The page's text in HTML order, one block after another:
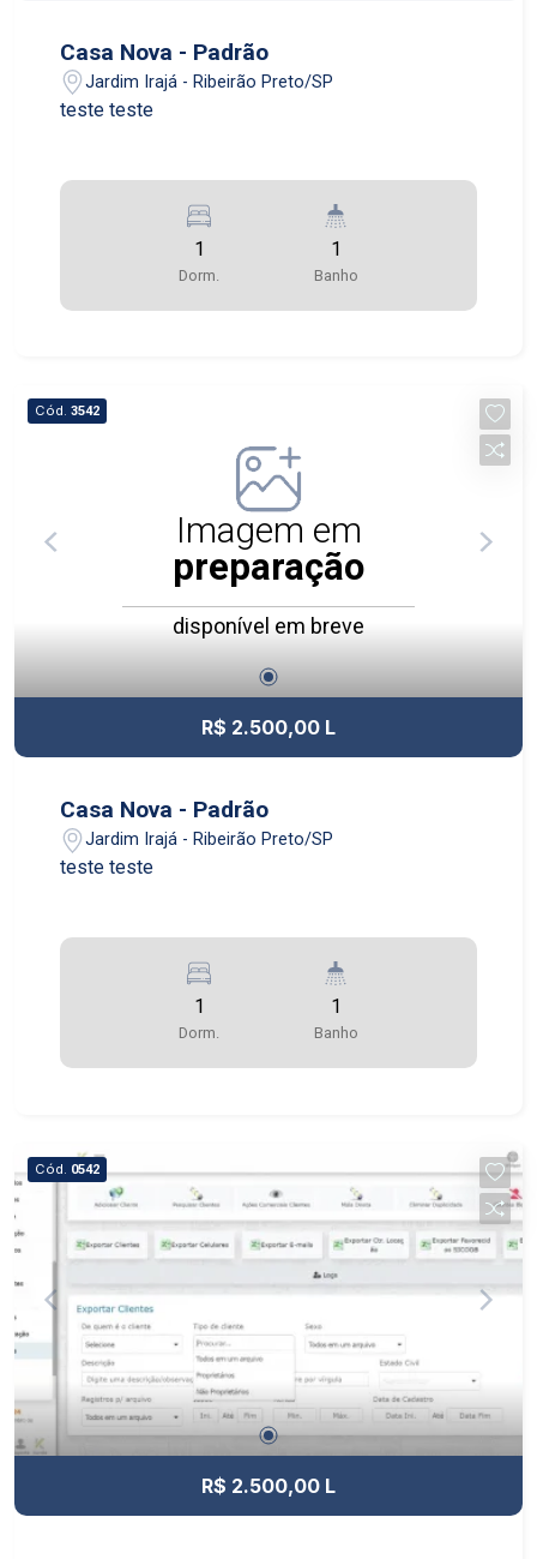
Casa Nova - Padrão
Jardim Irajá - Ribeirão Preto/SP
teste teste
1
Dorm.
1
Banho
Cód. 3542
Imagem em
preparação
disponível em breve
R$ 2.500,00 L
Casa Nova - Padrão
Jardim Irajá - Ribeirão Preto/SP
teste teste
1
Dorm.
1
Banho
Cód. 0542
R$ 2.500,00 L